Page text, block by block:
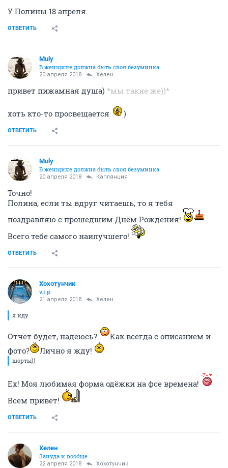
У Полины 18 апреля.
ОТВЕТИТЬ
Muly
В женщине должна быть своя безyминка
20 апреля 2018 Хелен
привет пижамная душа) *мы такие же))*
хоть кто-то просвещается )
ОТВЕТИТЬ
Muly
В женщине должна быть своя безyминка
20 апреля 2018 Каплянция
Точно!
Полина, если ты вдруг читаешь, то я тебя
поздравляю с прошедшим Днём Рождения!
Всего тебе самого наилучшего!
ОТВЕТИТЬ
Хохотунчик
v.i.p.
21 апреля 2018 Хелен
я иду
Отчёт будет, надеюсь?
Как всегда с описанием и
фото?
Лично я жду!
шорты))
Ех! Моя любимая форма одёжки на фсе времена!
Всем привет!
ОТВЕТИТЬ
Хелен
Зануда и вообще
22 апреля 2018 Хохотунчик